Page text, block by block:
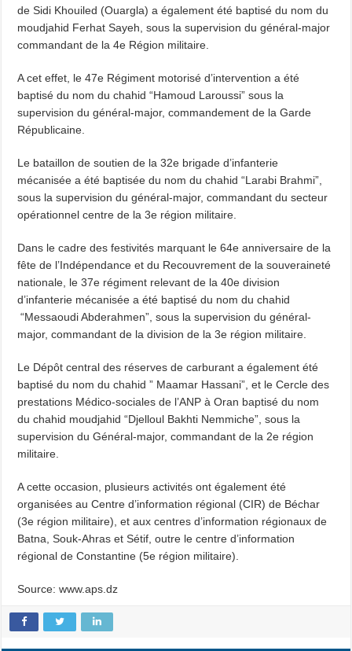
de Sidi Khouiled (Ouargla) a également été baptisé du nom du
moudjahid Ferhat Sayeh, sous la supervision du général-major
commandant de la 4e Région militaire.
A cet effet, le 47e Régiment motorisé d’intervention a été
baptisé du nom du chahid “Hamoud Laroussi” sous la
supervision du général-major, commandement de la Garde
Républicaine.
Le bataillon de soutien de la 32e brigade d’infanterie
mécanisée a été baptisée du nom du chahid “Larabi Brahmi”,
sous la supervision du général-major, commandant du secteur
opérationnel centre de la 3e région militaire.
Dans le cadre des festivités marquant le 64e anniversaire de la
fête de l’Indépendance et du Recouvrement de la souveraineté
nationale, le 37e régiment relevant de la 40e division
d’infanterie mécanisée a été baptisé du nom du chahid
“Messaoudi Abderahmen”, sous la supervision du général-
major, commandant de la division de la 3e région militaire.
Le Dépôt central des réserves de carburant a également été
baptisé du nom du chahid ” Maamar Hassani”, et le Cercle des
prestations Médico-sociales de l’ANP à Oran baptisé du nom
du chahid moudjahid “Djelloul Bakhti Nemmiche”, sous la
supervision du Général-major, commandant de la 2e région
militaire.
A cette occasion, plusieurs activités ont également été
organisées au Centre d’information régional (CIR) de Béchar
(3e région militaire), et aux centres d’information régionaux de
Batna, Souk-Ahras et Sétif, outre le centre d’information
régional de Constantine (5e région militaire).
Source: www.aps.dz